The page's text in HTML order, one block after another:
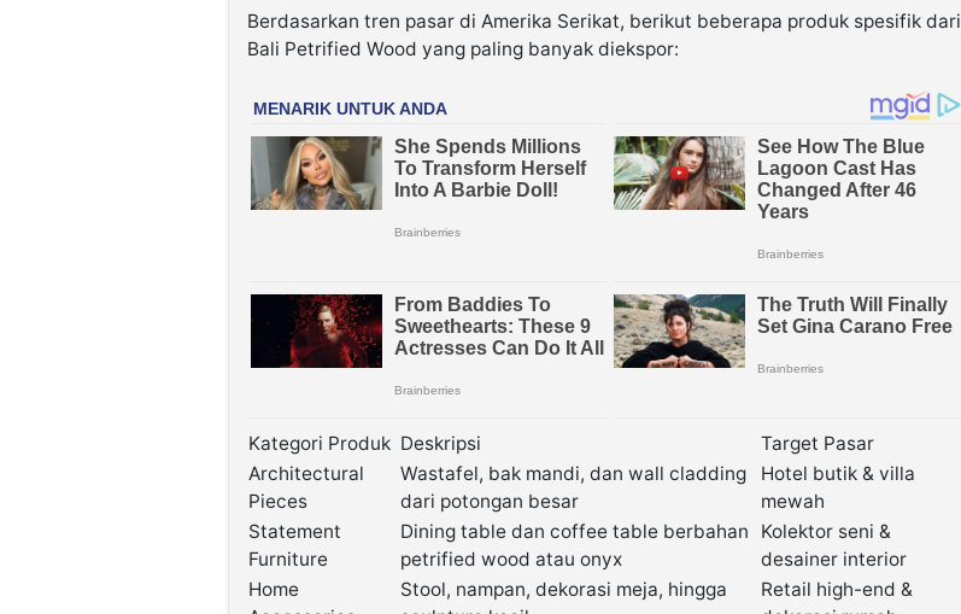
Berdasarkan tren pasar di Amerika Serikat, berikut beberapa produk spesifik dari
Bali Petrified Wood yang paling banyak diekspor:
Kategori Produk Deskripsi
Target Pasar
Architectural
Pieces
Wastafel, bak mandi, dan wall cladding
dari potongan besar
Hotel butik & villa
mewah
Statement
Furniture
Dining table dan coffee table berbahan
petrified wood atau onyx
Kolektor seni &
desainer interior
Home
Stool, nampan, dekorasi meja, hingga
Retail high-end &